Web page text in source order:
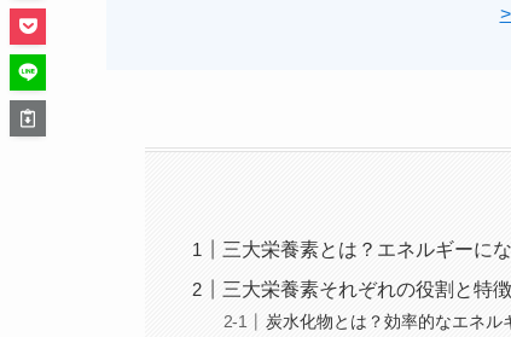
三大栄養素とは？エネルギーに
三大栄養素それぞれの役割と特徴
炭水化物とは？効率的なエネル